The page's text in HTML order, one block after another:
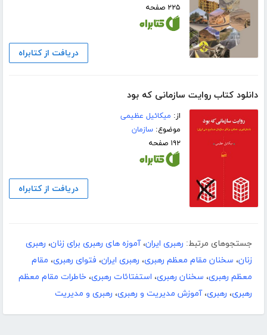
۲۲۵ صفحه
دریافت از کتابراه
دانلود کتاب روایت سازمانی که بود
از: میکائیل عظیمی
موضوع:سازمان
۱۹۲ صفحه
دریافت از کتابراه
جستجوهای مرتبط: رهبری ایران،آموزه های رهبری برای زنان، رهبری
زنان، سخنان مقام معظم رهبری، رهبری ایران، فتوای رهبری، مقام
معظم رهبری، سخنان رهبری، استفتائات رهبری، خاطرات مقام معظم
رهبری، رهبری،آموزش مدیریت و رهبری، رهبری و مدیریت